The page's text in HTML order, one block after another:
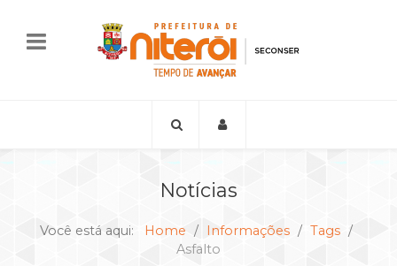
Notícias
Você está aqui: Home Informações
Tags
Asfalto